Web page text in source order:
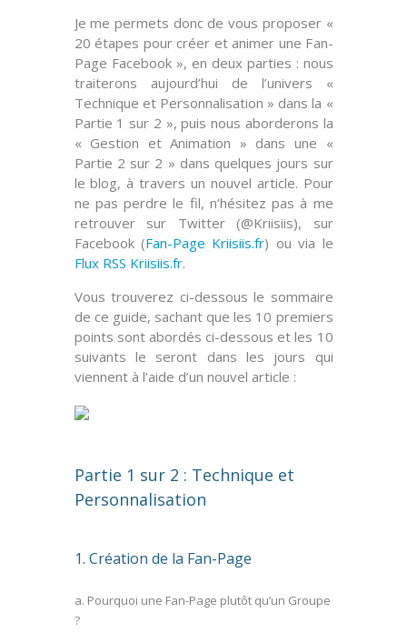
Je me permets donc de vous proposer «
20 étapes pour créer et animer une Fan-
Page Facebook », en deux parties : nous
traiterons aujourd’hui de l’univers «
Technique et Personnalisation » dans la «
Partie 1 sur 2 », puis nous aborderons la
« Gestion et Animation » dans une «
Partie 2 sur 2 » dans quelques jours sur
le blog, à travers un nouvel article. Pour
ne pas perdre le fil, n’hésitez pas à me
retrouver sur Twitter (@Kriisiis), sur
Facebook (Fan-Page Kriisiis.fr) ou via le
Flux RSS Kriisiis.fr.
Vous trouverez ci-dessous le sommaire
de ce guide, sachant que les 10 premiers
points sont abordés ci-dessous et les 10
suivants le seront dans les jours qui
viennent à l’aide d’un nouvel article :
Partie 1 sur 2 : Technique et
Personnalisation
1. Création de la Fan-Page
a. Pourquoi une Fan-Page plutôt qu’un Groupe
?